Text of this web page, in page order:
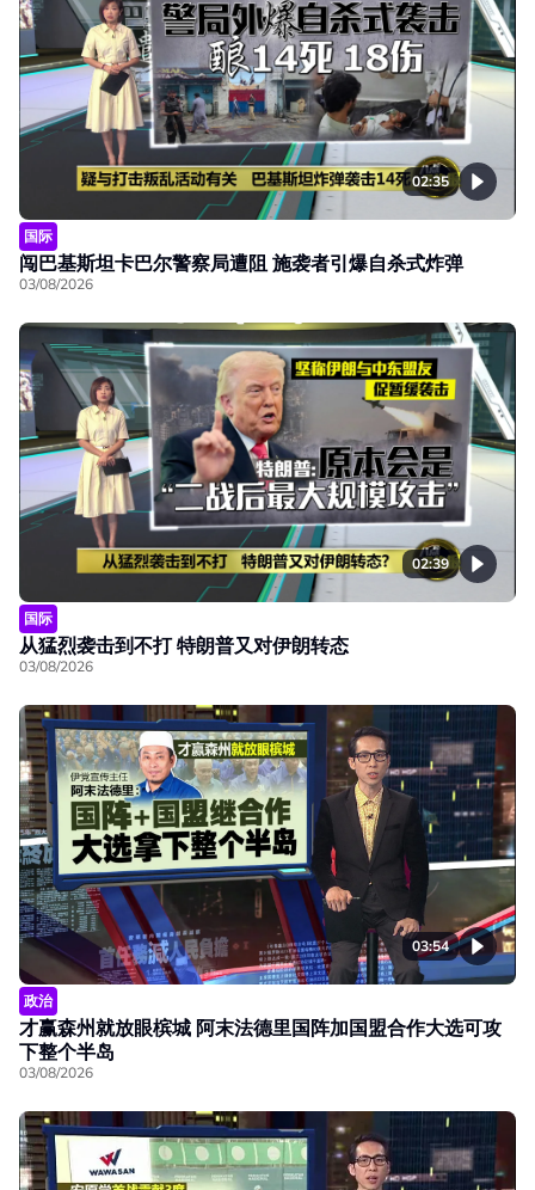
02:35
国际
闯巴基斯坦卡巴尔警察局遭阻 施袭者引爆自杀式炸弹
03/08/2026
02:39
国际
从猛烈袭击到不打 特朗普又对伊朗转态
03/08/2026
03:54
政治
才赢森州就放眼槟城 阿末法德里国阵加国盟合作大选可攻
下整个半岛
03/08/2026